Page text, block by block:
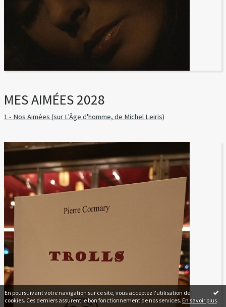
En poursuivant votre navigation sur ce site, vous acceptez l'utilisation de
cookies. Ces derniers assurent le bon fonctionnement de nos services. En savoir plus.
MES AIMÉES 2028
1 - Nos Aimées (sur L'Âge d'homme, de Michel Leiris)